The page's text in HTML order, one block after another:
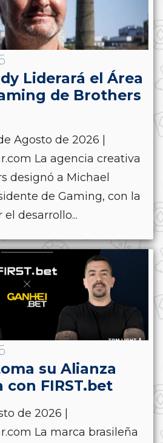
Liderará el Área
de Brothers
Agosto de 2026 |
La agencia creativa
designó a Michael
de Gaming, con la
desarrollo...
su Alianza
con FIRST.bet
de 2026 |
La marca brasileña